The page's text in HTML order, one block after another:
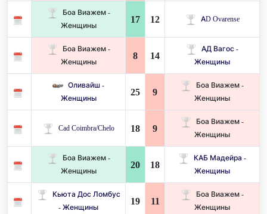
Боа Виажем -
Женщины
17 12 AD Ovarense
Боа Виажем -
Женщины
8 14
АД Вагос -
Женщины
Оливайш -
Женщины
25 9
Боа Виажем -
Женщины
Cad Coimbra/Chelo 18 9
Боа Виажем -
Женщины
Боа Виажем -
Женщины
20 18
КАБ Мадейра -
Женщины
Кьюта Дос Ломбус
- Женщины
19 11
Боа Виажем -
Женщины